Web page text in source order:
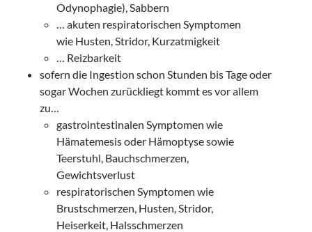
Odynophagie), Sabbern
… akuten respiratorischen Symptomen
wie Husten, Stridor, Kurzatmigkeit
… Reizbarkeit
sofern die Ingestion schon Stunden bis Tage oder
sogar Wochen zurückliegt kommt es vor allem
zu…
gastrointestinalen Symptomen wie
Hämatemesis oder Hämoptyse sowie
Teerstuhl, Bauchschmerzen,
Gewichtsverlust
respiratorischen Symptomen wie
Brustschmerzen, Husten, Stridor,
Heiserkeit, Halsschmerzen